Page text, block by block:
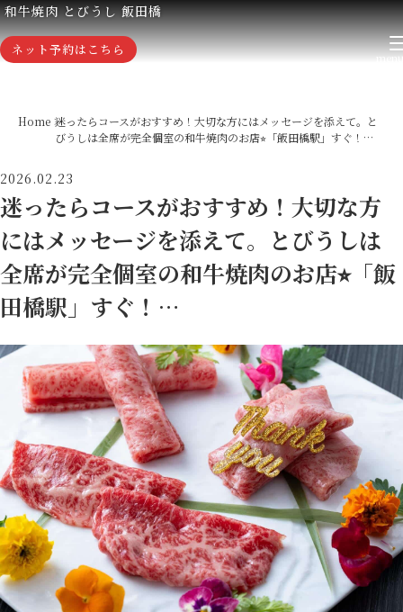
和牛焼肉 とびうし 飯田橋
ネット予約はこちら
Home 迷ったらコースがおすすめ！大切な方にはメッセージを添えて。と
びうしは全席が完全個室の和牛焼肉のお店⭐︎「飯田橋駅」すぐ！…
2026.02.23
迷ったらコースがおすすめ！大切な方
にはメッセージを添えて。とびうしは
全席が完全個室の和牛焼肉のお店⭐︎「飯
田橋駅」すぐ！…